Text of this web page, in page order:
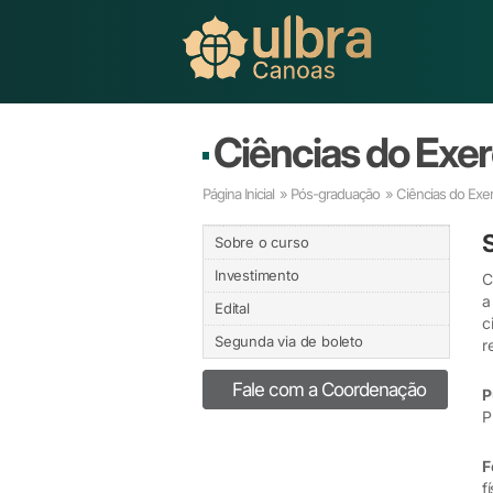
Ciências do
Página Inicial » Pós-graduação » Ciências do
Sobre o curso
Investimento
Edital
Segunda via de boleto
Fale com a Coordenação